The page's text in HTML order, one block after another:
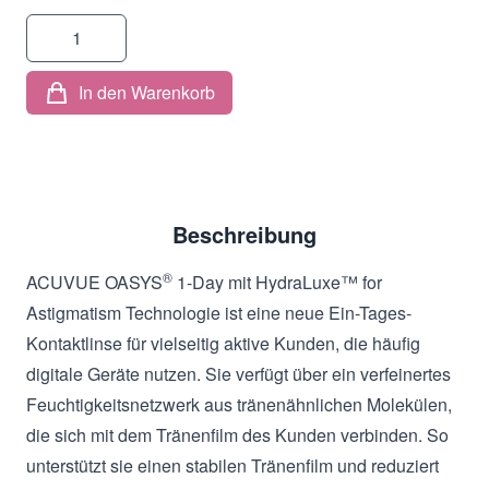
Menge
In den Warenkorb
Beschreibung
ACUVUE OASYS® 1-Day mit HydraLuxe™ for
Astigmatism Technologie ist eine neue Ein-Tages-
Kontaktlinse für vielseitig aktive Kunden, die häufig
digitale Geräte nutzen. Sie verfügt über ein verfeinertes
Feuchtigkeitsnetzwerk aus tränenähnlichen Molekülen,
die sich mit dem Tränenfilm des Kunden verbinden. So
unterstützt sie einen stabilen Tränenfilm und reduziert